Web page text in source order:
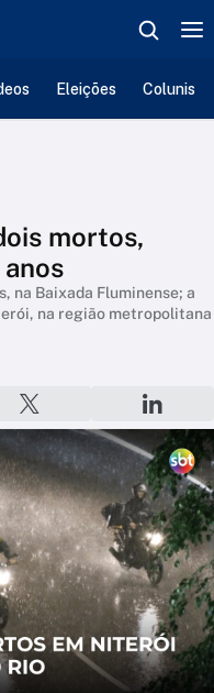
Eleições
mortos,
na Baixada Fluminense; a
na região metropolitana